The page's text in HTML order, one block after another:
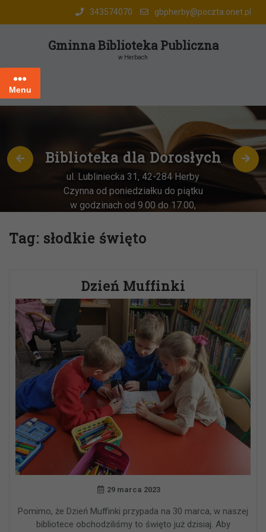
343574070 gbpherby@poczta.onet.pl
Gminna Biblioteka Publiczna
w Herbach
Menu
Biblioteka dla Dorosłych
ul. Lubliniecka 31, 42-284 Herby
Czynna od poniedziałku do piątku
w godzinach od 9.00 do 17.00,
w godz. 9:00-13:00
Tag: słodkie święto
Dzień Muffinki
29 marca 2023
Pomimo, że Dzień Muffinki przypada na 30 marca, w naszej
bibliotece obchodziliśmy to święto już dzisiaj. Aby